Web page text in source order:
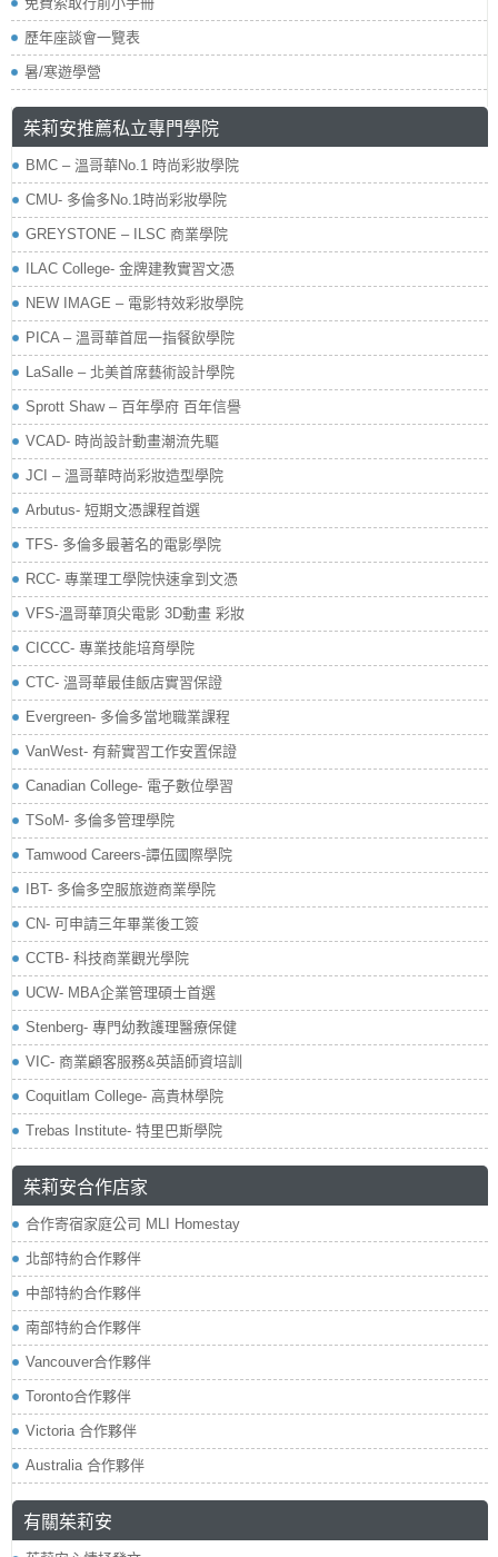
歷年座談會一覽表
暑/寒遊學營
茱莉安推薦私立專門學院
BMC – 溫哥華No.1 時尚彩妝學院
CMU- 多倫多No.1時尚彩妝學院
GREYSTONE – ILSC 商業學院
ILAC College- 金牌建教實習文憑
NEW IMAGE – 電影特效彩妝學院
PICA – 溫哥華首屈一指餐飲學院
LaSalle – 北美首席藝術設計學院
Sprott Shaw – 百年學府 百年信譽
VCAD- 時尚設計動畫潮流先驅
JCI – 溫哥華時尚彩妝造型學院
Arbutus- 短期文憑課程首選
TFS- 多倫多最著名的電影學院
RCC- 專業理工學院快速拿到文憑
VFS-溫哥華頂尖電影 3D動畫 彩妝
CICCC- 專業技能培育學院
CTC- 溫哥華最佳飯店實習保證
Evergreen- 多倫多當地職業課程
VanWest- 有薪實習工作安置保證
Canadian College- 電子數位學習
TSoM- 多倫多管理學院
Tamwood Careers-譚伍國際學院
IBT- 多倫多空服旅遊商業學院
CN- 可申請三年畢業後工簽
CCTB- 科技商業觀光學院
UCW- MBA企業管理碩士首選
Stenberg- 專門幼教護理醫療保健
VIC- 商業顧客服務&英語師資培訓
Coquitlam College- 高貴林學院
Trebas Institute- 特里巴斯學院
茱莉安合作店家
合作寄宿家庭公司 MLI Homestay
北部特約合作夥伴
中部特約合作夥伴
南部特約合作夥伴
Vancouver合作夥伴
Toronto合作夥伴
Victoria 合作夥伴
Australia 合作夥伴
有關茱莉安